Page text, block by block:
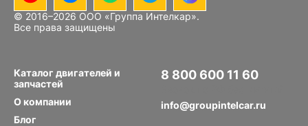
Блок цилиндров Hino J08E
© 2016–2026 ООО «Группа Интелкар».
Все права защищены
Каталог двигателей и
запчастей
О компании
Блог
8 800 600 11 60
info@groupintelcar.ru